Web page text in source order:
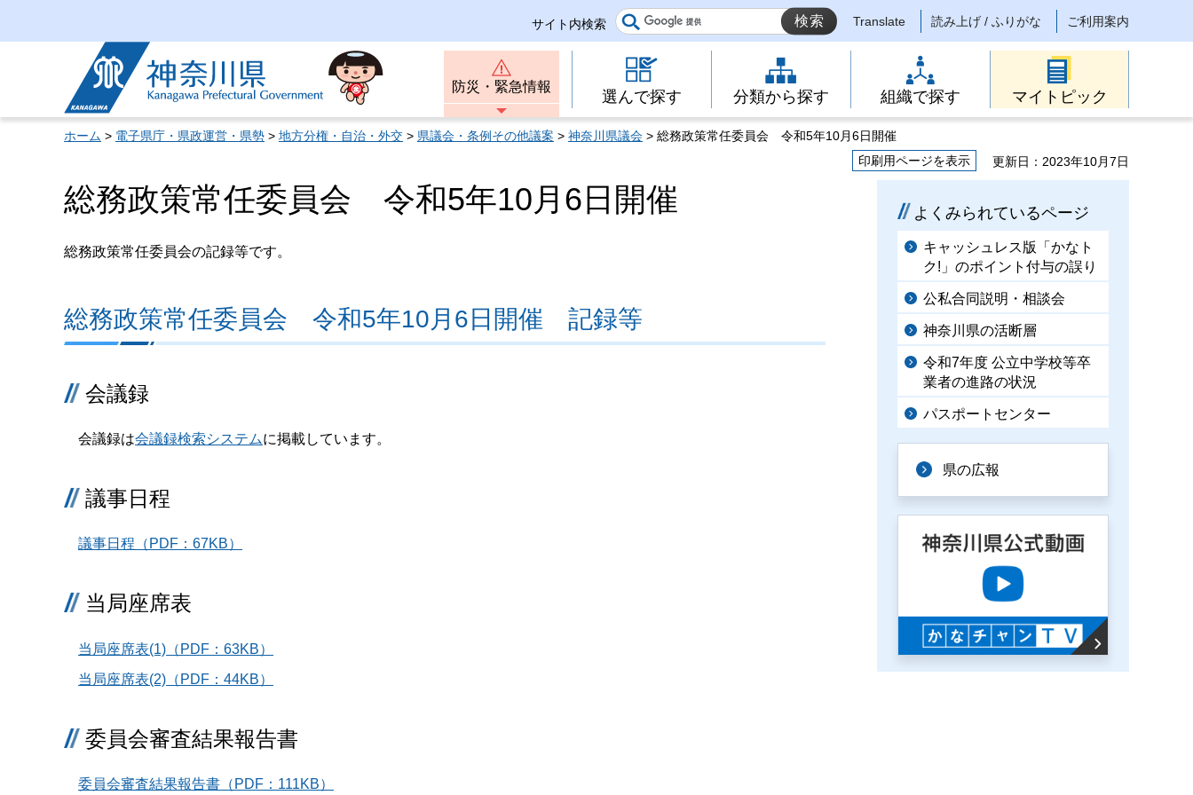
サイト内検索 Translate 読み上げ / ふりがな ご利用案内
神奈川県
防災・緊急情報
選んで探す 分類から探す 組織で探す マイトピック
ホーム > 電子県庁・県政運営・県勢 > 地方分権・自治・外交 > 県議会・条例その他議案 > 神奈川県議会 > 総務政策常任委員会 令和5年10月6日開催
印刷用ページを表示
更新日：2023年10月7日
総務政策常任委員会 令和5年10月6日開催
総務政策常任委員会の記録等です。
総務政策常任委員会 令和5年10月6日開催 記録等
会議録
会議録は会議録検索システムに掲載しています。
議事日程
議事日程（PDF：67KB）
当局座席表
当局座席表(1)（PDF：63KB）
当局座席表(2)（PDF：44KB）
委員会審査結果報告書
委員会審査結果報告書（PDF：111KB）
よくみられているページ
キャッシュレス版「かなト
ク!」のポイント付与の誤り
公私合同説明・相談会
神奈川県の活断層
令和7年度 公立中学校等卒
業者の進路の状況
パスポートセンター
県の広報